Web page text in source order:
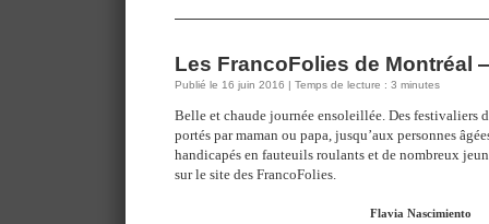
Les FrancoFolies de Montréal
Publié le 16 juin 2016 | Temps de lecture : 3 minutes
Belle et chaude journée ensoleillée. Des festivaliers
portés par maman ou papa, jusqu’aux personnes
handicapés en fauteuils roulants et de nombreux
sur le site des FrancoFolies.
Flavia Nascimiento